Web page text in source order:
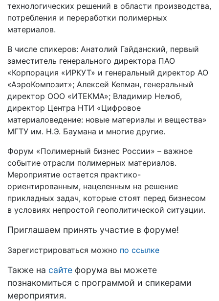
технологических решений в области производства,
потребления и переработки полимерных
материалов.
В числе спикеров: Анатолий Гайданский, первый
заместитель генерального директора ПАО
«Корпорация «ИРКУТ» и генеральный директор АО
«АэроКомпозит»; Алексей Кепман, генеральный
директор ООО «ИТЕКМА»; Владимир Нелюб,
директор Центра НТИ «Цифровое
материаловедение: новые материалы и вещества»
МГТУ им. Н.Э. Баумана и многие другие.
Форум «Полимерный бизнес России» – важное
событие отрасли полимерных материалов.
Мероприятие остается практико-
ориентированным, нацеленным на решение
прикладных задач, которые стоят перед бизнесом
в условиях непростой геополитической ситуации.
Приглашаем принять участие в форуме!
Зарегистрироваться можно по ссылке
Также на сайте форума вы можете
познакомиться с программой и спикерами
мероприятия.